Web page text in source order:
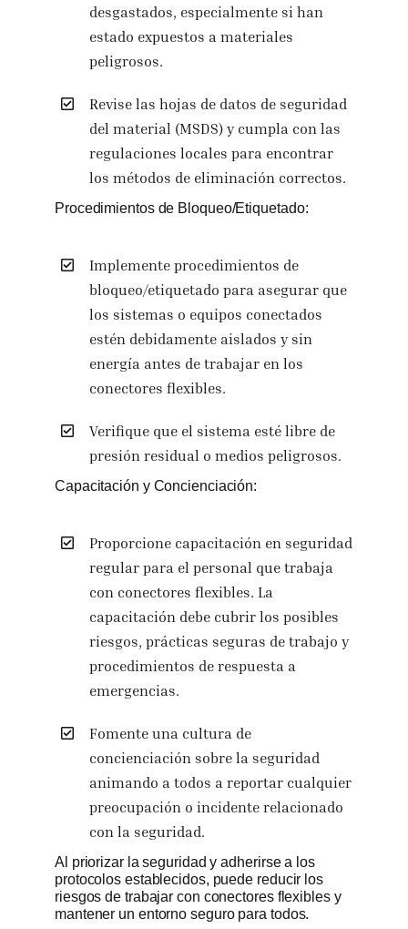
desgastados, especialmente si han
estado expuestos a materiales
peligrosos.
Revise las hojas de datos de seguridad
del material (MSDS) y cumpla con las
regulaciones locales para encontrar
los métodos de eliminación correctos.
Procedimientos de Bloqueo/Etiquetado:
Implemente procedimientos de
bloqueo/etiquetado para asegurar que
los sistemas o equipos conectados
estén debidamente aislados y sin
energía antes de trabajar en los
conectores flexibles.
Verifique que el sistema esté libre de
presión residual o medios peligrosos.
Capacitación y Concienciación:
Proporcione capacitación en seguridad
regular para el personal que trabaja
con conectores flexibles. La
capacitación debe cubrir los posibles
riesgos, prácticas seguras de trabajo y
procedimientos de respuesta a
emergencias.
Fomente una cultura de
concienciación sobre la seguridad
animando a todos a reportar cualquier
preocupación o incidente relacionado
con la seguridad.
Al priorizar la seguridad y adherirse a los
protocolos establecidos, puede reducir los
riesgos de trabajar con conectores flexibles y
mantener un entorno seguro para todos.